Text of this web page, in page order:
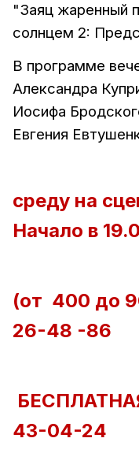
"Заяц жаренный
солнцем 2:
В программе
Александра
Иосифа
Евгения
12
среду на
Начало в
(от 400 до
26-48 -86
43-04-24